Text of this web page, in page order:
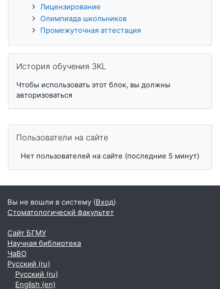
Лицензирование
Олимпиада школьников
Промежуточная аттестация
История обучения 3KL
Чтобы использовать этот блок, вы должны
авторизоваться
Пользователи на сайте
Нет пользователей на сайте (последние 5 минут)
Вы не вошли в систему (Вход)
Стоматологическй факультет
Сайт БГМУ
Научная библиотека
ЧаВО
Русский ‎(ru)‎
Русский ‎(ru)‎
English ‎(en)‎